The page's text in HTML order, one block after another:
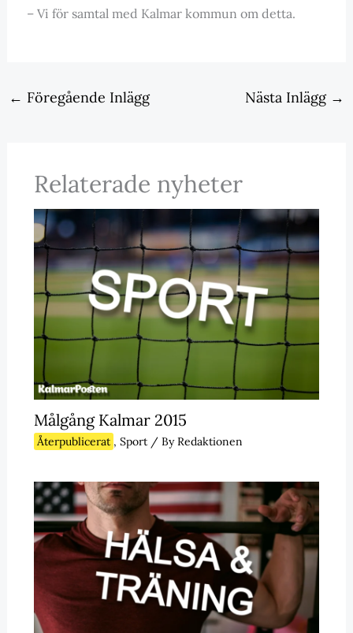
– Vi för samtal med Kalmar kommun om detta.
← Föregående Inlägg Nästa Inlägg →
Relaterade nyheter
Målgång Kalmar 2015
Återpublicerat , Sport/ ByRedaktionen